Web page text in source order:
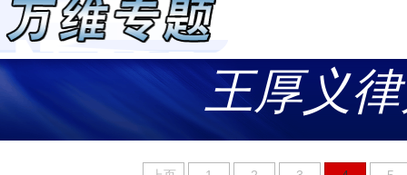
王厚义